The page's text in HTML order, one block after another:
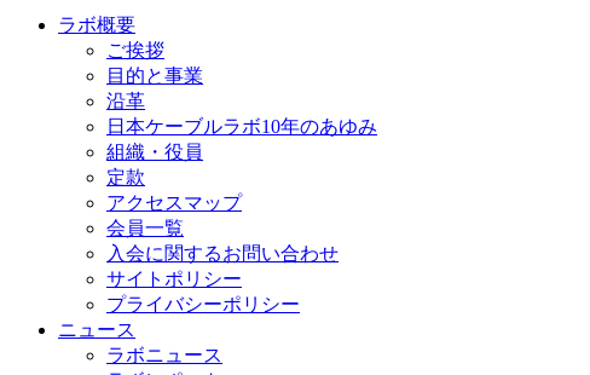
ラボ概要
ご挨拶
目的と事業
沿革
日本ケーブルラボ10年のあゆみ
組織・役員
定款
アクセスマップ
会員一覧
入会に関するお問い合わせ
サイトポリシー
プライバシーポリシー
ニュース
ラボニュース